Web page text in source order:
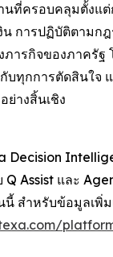
นที่ครอบคลุมตั้งแ
การปฏิบัติตามกฎ
ภารกิจของภาครัฐ
ทุกการตัดสินใจ
ย่างสิ้นเชิง
Decision
Q Assist และ
สำหรับข้อมูลเพิ่ม